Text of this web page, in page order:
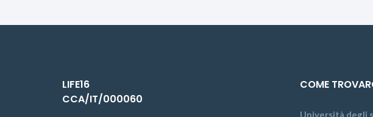
LIFE16
CCA/IT/000060
COME
Università degli